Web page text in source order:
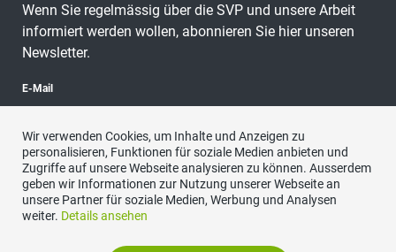
Wenn Sie regelmässig über die SVP und unsere Arbeit
informiert werden wollen, abonnieren Sie hier unseren
Newsletter.
E-Mail
abonnieren
Wir verwenden Cookies, um Inhalte und Anzeigen zu
personalisieren, Funktionen für soziale Medien anbieten und
Zugriffe auf unsere Webseite analysieren zu können. Ausserdem
geben wir Informationen zur Nutzung unserer Webseite an
unsere Partner für soziale Medien, Werbung und Analysen
weiter. Details ansehen